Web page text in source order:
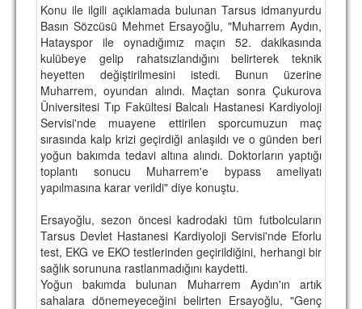
KULÜP
AMBLEM
SPOR TESİSLERİ
YÖNETİM KURULU
PERSONEL
SPONSORLAR
TARİHİ BAŞARILAR
BASINDAN
KUPA MAÇLARI
Konu ile ilgili açıklamada bulunan Tarsus idmanyurdu
Basın Sözcüsü Mehmet Ersayoğlu, "Muharrem Aydın,
Hatayspor ile oynadığımız maçın 52. dakikasında
kulübeye gelip rahatsızlandığını belirterek teknik
heyetten değiştirilmesini istedi. Bunun üzerine
Muharrem, oyundan alındı. Maçtan sonra Çukurova
Üniversitesi Tıp Fakültesi Balcalı Hastanesi Kardiyoloji
Servisi'nde muayene ettirilen sporcumuzun maç
sırasında kalp krizi geçirdiği anlaşıldı ve o günden beri
yoğun bakımda tedavi altına alındı. Doktorların yaptığı
toplantı sonucu Muharrem'e bypass ameliyatı
yapılmasına karar verildi" diye konuştu.
Ersayoğlu, sezon öncesi kadrodaki tüm futbolcuların
Tarsus Devlet Hastanesi Kardiyoloji Servisi'nde Eforlu
test, EKG ve EKO testlerinden geçirildiğini, herhangi bir
sağlık sorununa rastlanmadığını kaydetti.
Yoğun bakımda bulunan Muharrem Aydın'ın artık
sahalara dönemeyeceğini belirten Ersayoğlu, "Genç